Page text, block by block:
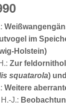
im
Holstein)
Zur
squatarola)
Weitere
J.: